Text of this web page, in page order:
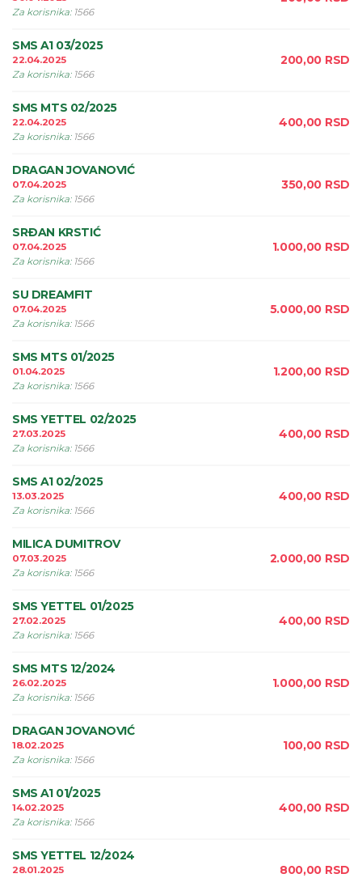
Za korisnika: 1566
SMS A1 03/2025
22.04.2025
Za korisnika: 1566
200,00 RSD
SMS MTS 02/2025
22.04.2025
Za korisnika: 1566
400,00 RSD
DRAGAN JOVANOVIĆ
07.04.2025
Za korisnika: 1566
350,00 RSD
SRÐAN KRSTIĆ
07.04.2025
Za korisnika: 1566
1.000,00 RSD
SU DREAMFIT
07.04.2025
Za korisnika: 1566
5.000,00 RSD
SMS MTS 01/2025
01.04.2025
Za korisnika: 1566
1.200,00 RSD
SMS YETTEL 02/2025
27.03.2025
Za korisnika: 1566
400,00 RSD
SMS A1 02/2025
13.03.2025
Za korisnika: 1566
400,00 RSD
MILICA DUMITROV
07.03.2025
Za korisnika: 1566
2.000,00 RSD
SMS YETTEL 01/2025
27.02.2025
Za korisnika: 1566
400,00 RSD
SMS MTS 12/2024
26.02.2025
Za korisnika: 1566
1.000,00 RSD
DRAGAN JOVANOVIĆ
18.02.2025
Za korisnika: 1566
100,00 RSD
SMS A1 01/2025
14.02.2025
Za korisnika: 1566
400,00 RSD
SMS YETTEL 12/2024
28.01.2025
800,00 RSD